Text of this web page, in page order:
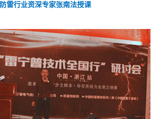
防雷行业资深专家张南法授课